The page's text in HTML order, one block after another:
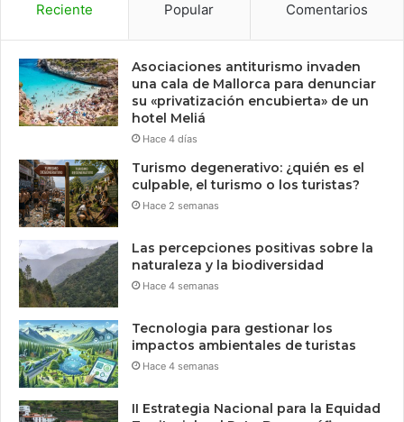
Reciente Popular Comentarios
Asociaciones antiturismo invaden
una cala de Mallorca para denunciar
su «privatización encubierta» de un
hotel Meliá
Hace 4 días
Turismo degenerativo: ¿quién es el
culpable, el turismo o los turistas?
Hace 2 semanas
Las percepciones positivas sobre la
naturaleza y la biodiversidad
Hace 4 semanas
Tecnologia para gestionar los
impactos ambientales de turistas
Hace 4 semanas
II Estrategia Nacional para la Equidad